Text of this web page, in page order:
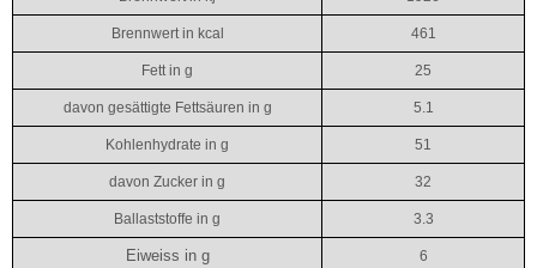
Brennwert in kcal 461
Fett in g 25
davon gesättigte Fettsäuren in g 5.1
Kohlenhydrate in g 51
davon Zucker in g 32
Ballaststoffe in g 3.3
Eiweiss in g 6